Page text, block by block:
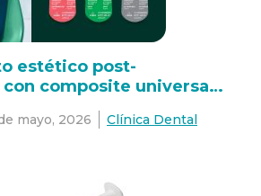
estético post-
composite universal
Easy Match
mayo, 2026 Clínica Dental